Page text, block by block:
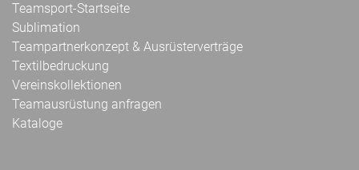
Teamsport-Startseite
Sublimation
Teampartnerkonzept & Ausrüsterverträge
Textilbedruckung
Vereinskollektionen
Teamausrüstung anfragen
Kataloge